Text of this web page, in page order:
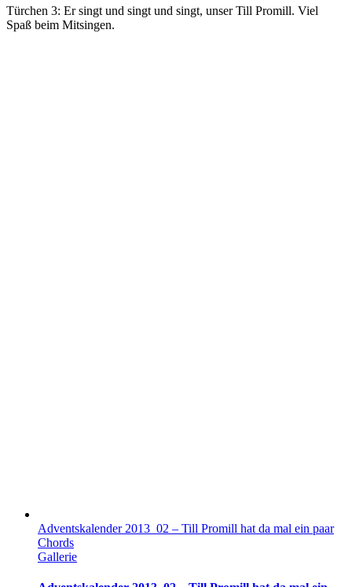
Türchen 3: Er singt und singt und singt, unser Till Promill. Viel
Spaß beim Mitsingen.
Adventskalender 2013_02 – Till Promill hat da mal ein paar
Chords
Gallerie